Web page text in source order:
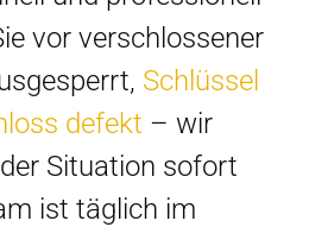
vor verschlossener
Schlüssel
defekt – wir
Situation sofort
ist täglich im